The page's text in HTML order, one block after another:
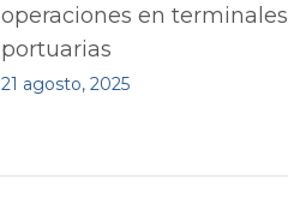
operaciones en terminales
portuarias
21 agosto, 2025